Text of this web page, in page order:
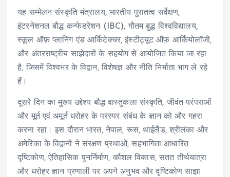
यह सम्मेलन संस्कृति मंत्रालय, भारतीय पुरातत्व सर्वेक्षण,
इंटरनेशनल बौद्ध कन्फेडरेशन (IBC), गौतम बुद्ध विश्वविद्यालय,
स्कूल ऑफ़ प्लानिंग एंड आर्किटेक्चर, इंस्टीट्यूट ऑफ़ आर्कियोलॉजी,
और अंतरराष्ट्रीय साझेदारों के सहयोग से आयोजित किया जा रहा
है, जिसमें विश्वभर के विद्वान, विशेषज्ञ और नीति निर्माता भाग ले रहे
हैं।
दूसरे दिन का मुख्य उद्देश्य बौद्ध वास्तुकला संस्कृति, जीवंत परंपराओं
और मूर्त एवं अमूर्त धरोहर के परस्पर संबंध के ज्ञान को और गहरा
करना रहा। इस दौरान भारत, नेपाल, रूस, थाईलैंड, श्रीलंका और
अमेरिका के विद्वानों ने संरक्षण प्रथाओं, सहभागिता आधारित
दृष्टिकोण, ऐतिहासिक पुनर्निर्माण, कौशल विकास, सतत तीर्थयात्रा
और धरोहर ज्ञान प्रणाली पर अपने अनुभव और दृष्टिकोण साझा